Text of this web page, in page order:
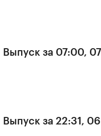
Выпуск за 07:00,
Выпуск за 22:31,